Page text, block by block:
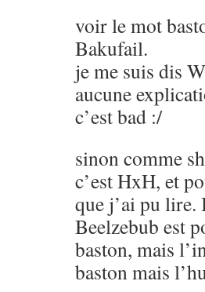
voir le mot
Bakufail.
je me suis dis
aucune
c’est bad :/
sinon comme
c’est HxH, et
que j’ai pu
Beelzebub est
baston, mais
baston mais